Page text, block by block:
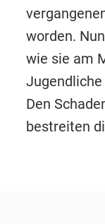
worden.
wie sie am
Den
bestreiten